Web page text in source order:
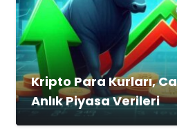
Kripto Para Kurları,
Anlık Piyasa Verileri